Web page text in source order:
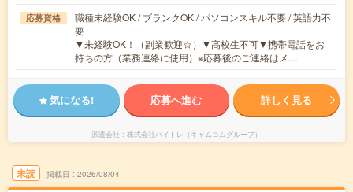
応募資格
職種未経験OK / ブランクOK / パソコンスキル不要 / 英語力不
要
▼未経験OK！（副業歓迎☆）▼高校生不可▼携帯電話をお
持ちの方（業務連絡に使用）※応募後のご連絡はメ…
気になる! 応募へ進む 詳しく見る
派遣会社 株式会社バイトレ（キャムコムグループ）
未読 掲載日 2026/08/04